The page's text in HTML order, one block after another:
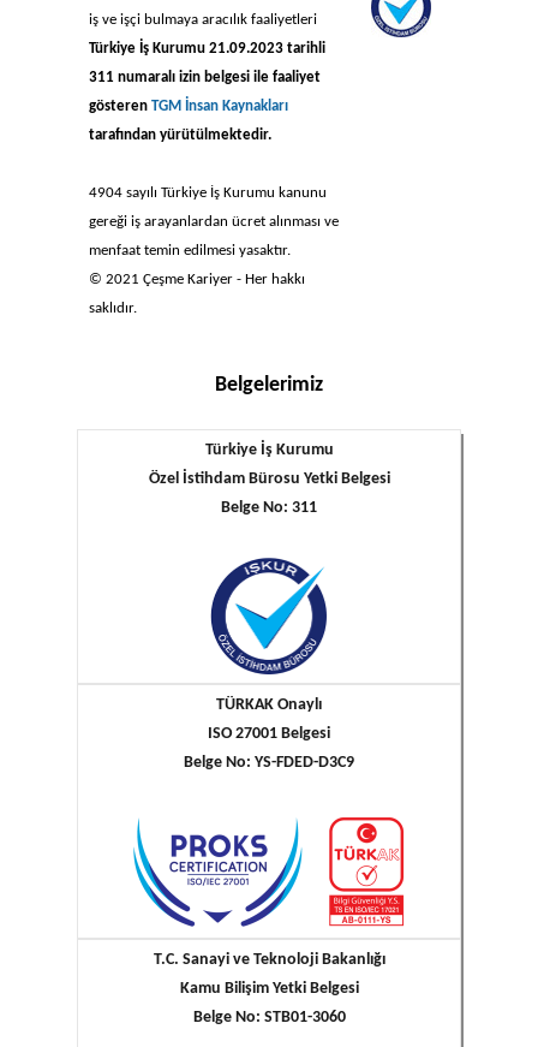
iş ve işçi bulmaya aracılık faaliyetleri
Türkiye İş Kurumu 21.09.2023 tarihli
311 numaralı izin belgesi ile faaliyet
gösteren TGM İnsan Kaynakları
tarafından yürütülmektedir.
4904 sayılı Türkiye İş Kurumu kanunu
gereği iş arayanlardan ücret alınması ve
menfaat temin edilmesi yasaktır.
© 2021 Çeşme Kariyer - Her hakkı
saklıdır.
Belgelerimiz
Türkiye İş Kurumu
Özel İstihdam Bürosu Yetki Belgesi
Belge No: 311
TÜRKAK Onaylı
ISO 27001 Belgesi
Belge No: YS-FDED-D3C9
T.C. Sanayi ve Teknoloji Bakanlığı
Kamu Bilişim Yetki Belgesi
Belge No: STB01-3060